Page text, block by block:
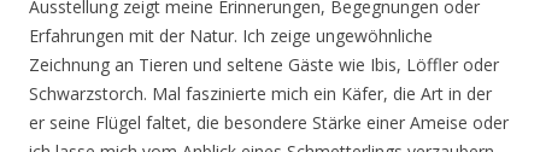
Ausstellung zeigt meine Erinnerungen, Begegnungen oder
Erfahrungen mit der Natur. Ich zeige ungewöhnliche
Zeichnung an Tieren und seltene Gäste wie Ibis, Löffler oder
Schwarzstorch. Mal faszinierte mich ein Käfer, die Art in der
er seine Flügel faltet, die besondere Stärke einer Ameise oder